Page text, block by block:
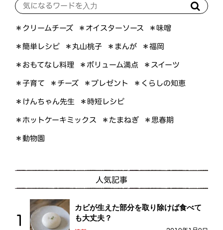
＊クリームチーズ ＊オイスターソース ＊味噌
＊簡単レシピ ＊丸山桃子 ＊まんが ＊福岡
＊おもてなし料理 ＊ボリューム満点 ＊スイーツ
＊子育て ＊チーズ ＊プレゼント ＊くらしの知恵
＊けんちゃん先生 ＊時短レシピ
＊ホットケーキミックス ＊たまねぎ ＊思春期
＊動物園
人気記事
カビが生えた部分を取り除けば食べて
も大丈夫？